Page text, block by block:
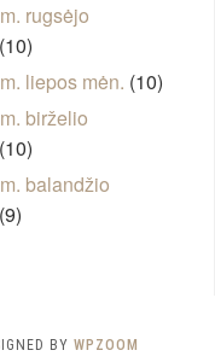
rugsėjo
(10)
liepos mėn. (10)
birželio
(10)
balandžio
(9)
BY WPZOOM